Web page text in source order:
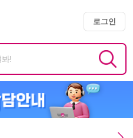
로그인
가 인상 안내
주문 정상화 안내